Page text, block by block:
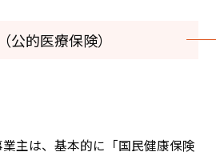
公的医療保険）
主は、基本的に「国民健康保険